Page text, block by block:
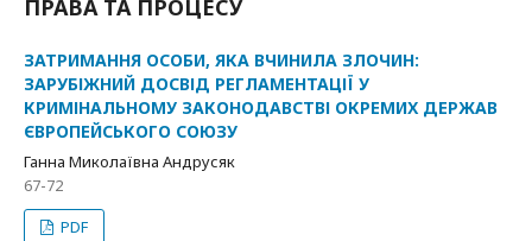
ПРАВА ТА ПРОЦЕСУ
ЗАТРИМАННЯ ОСОБИ, ЯКА ВЧИНИЛА ЗЛОЧИН:
ЗАРУБІЖНИЙ ДОСВІД РЕГЛАМЕНТАЦІЇ У
КРИМІНАЛЬНОМУ ЗАКОНОДАВСТВІ ОКРЕМИХ ДЕРЖАВ
ЄВРОПЕЙСЬКОГО СОЮЗУ
Ганна Миколаївна Андрусяк
67-72
PDF